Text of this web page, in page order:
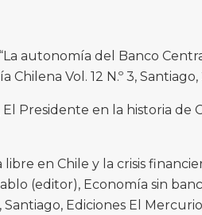
autonomía del Banco
Chilena Vol. 12 N.º 3, Santiago,
Presidente en la historia de
libre en Chile y la crisis
(editor), Economía sin
Santiago, Ediciones El